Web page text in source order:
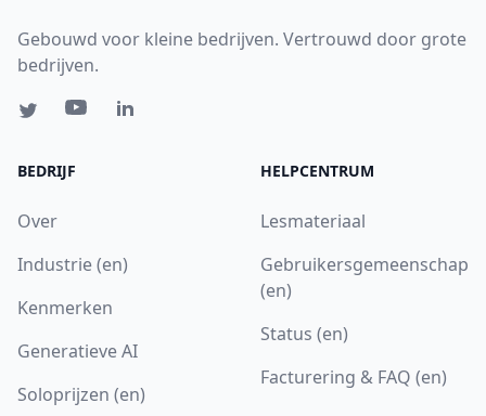
Gebouwd voor kleine bedrijven. Vertrouwd door grote
bedrijven.
BEDRIJF
Over
Industrie (en)
Kenmerken
Generatieve AI
Soloprijzen (en)
HELPCENTRUM
Lesmateriaal
Gebruikersgemeenschap
(en)
Status (en)
Facturering & FAQ (en)